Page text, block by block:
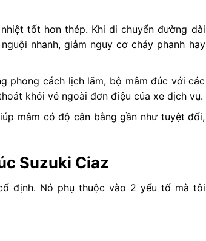
tốt hơn thép. Khi di chuyển đường dài
nhanh, giảm nguy cơ cháy phanh hay
phong cách lịch lãm, bộ mâm đúc với các
khỏi vẻ ngoài đơn điệu của xe dịch vụ.
mâm có độ cân bằng gần như tuyệt đối,
Suzuki Ciaz
định. Nó phụ thuộc vào 2 yếu tố mà tôi